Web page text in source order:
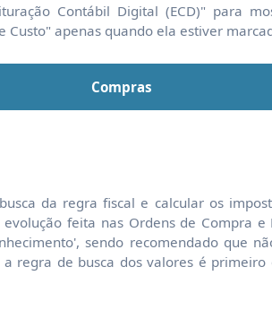
Contábil Digital (ECD)" para
Custo" apenas quando ela estiver
Compras
da regra fiscal e calcular os
feita nas Ordens de Compra
sendo recomendado que
regra de busca dos valores é primeiro